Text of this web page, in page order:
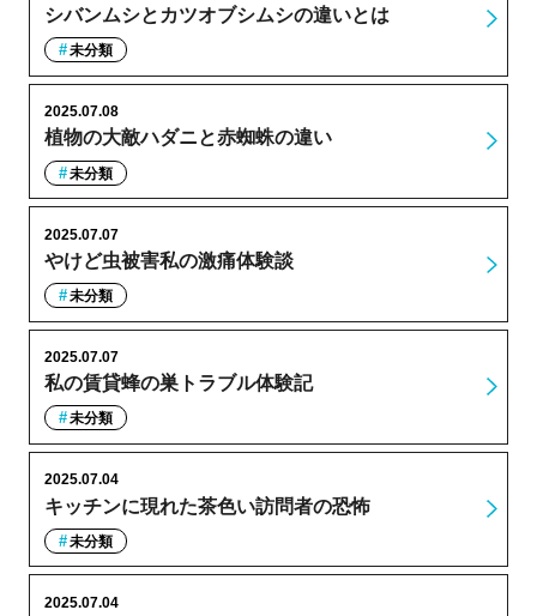
シバンムシとカツオブシムシの違いとは
未分類
植物の大敵ハダニと赤蜘蛛の違い
2025.07.08
未分類
やけど虫被害私の激痛体験談
2025.07.07
未分類
私の賃貸蜂の巣トラブル体験記
2025.07.07
未分類
キッチンに現れた茶色い訪問者の恐怖
2025.07.04
未分類
2025.07.04